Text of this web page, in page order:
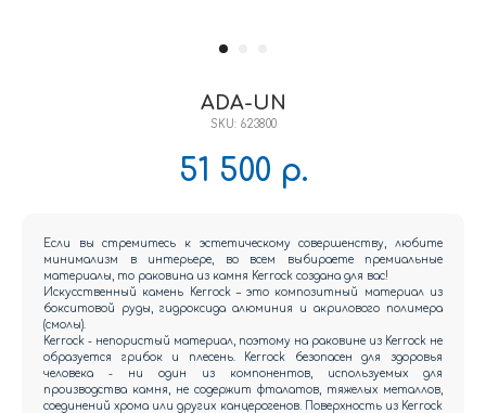
ADA-UN
SKU: 623800
51 500 р.
Если вы стремитесь к эстетическому совершенству, любите
минимализм в интерьере, во всем выбираете премиальные
материалы, то раковина из камня Kerrock создана для вас!
Искусственный камень Kerrock – это композитный материал из
бокситовой руды, гидроксида алюминия и акрилового полимера
(смолы).
Kerrock - непористый материал, поэтому на раковине из Kerrock не
образуется грибок и плесень. Kerrock безопасен для здоровья
человека - ни один из компонентов, используемых для
производства камня, не содержит фталатов, тяжелых металлов,
соединений хрома или других канцерогенов. Поверхность из Kerrock